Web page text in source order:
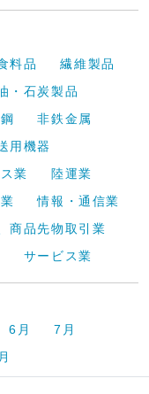
料品
繊維製品
・石炭製品
非鉄金属
用機器
業
陸運業
情報・通信業
商品先物取引業
サービス業
6月
7月